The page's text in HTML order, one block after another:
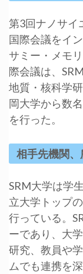
第3回ナノサイ
国際会議をイ
サミー・メモ
際会議は、
地質・核科学
岡大学から数
を行った。
相手先機関
SRM大学は学
立大学トップ
行っている。
ーであり、大
研究、教員や
ムでも連携を